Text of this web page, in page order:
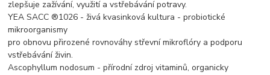
zlepšuje zažívání, využití a vstřebávání potravy.
YEA SACC ®1026 - živá kvasinková kultura - probiotické
mikroorganismy
pro obnovu přirozené rovnováhy střevní mikroflóry a podporu
vstřebávání živin.
Ascophyllum nodosum - přírodní zdroj vitaminů, organicky